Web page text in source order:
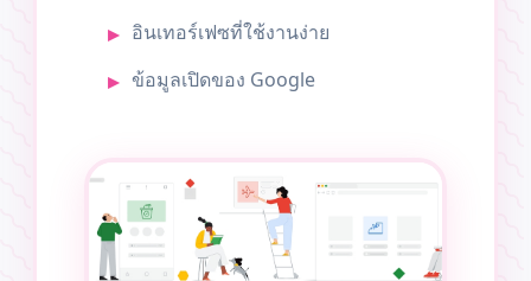
อินเทอร์เฟซที่ใช้งานง่าย
ข้อมูลเปิดของ Google